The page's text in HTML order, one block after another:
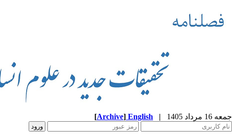
جمعه 16 مرداد 1405 |
English
[Archive]